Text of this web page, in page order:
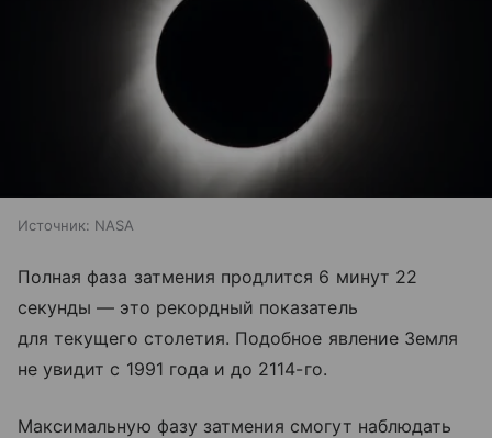
Источник: NASA
Полная фаза затмения продлится 6 минут 22
секунды — это рекордный показатель
для текущего столетия. Подобное явление Земля
не увидит с 1991 года и до 2114-го.
Максимальную фазу затмения смогут наблюдать